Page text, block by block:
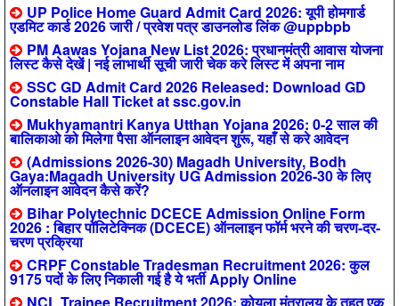
UP Police Home Guard Admit Card 2026: यूपी होमगार्ड
एडमिट कार्ड 2026 जारी / प्रवेश पत्र डाउनलोड लिंक @uppbpb
PM Aawas Yojana New List 2026: प्रधानमंत्री आवास योजना
लिस्ट कैसे देखें | नई लाभार्थी सूची जारी चेक करे लिस्ट में अपना नाम
SSC GD Admit Card 2026 Released: Download GD
Constable Hall Ticket at ssc.gov.in
Mukhyamantri Kanya Utthan Yojana 2026: 0-2 साल की
बालिकाओ को मिलेगा पैसा ऑनलाइन आवेदन शुरू, यहाँ से करे आवेदन
(Admissions 2026-30) Magadh University, Bodh
Gaya:Magadh University UG Admission 2026-30 के लिए
ऑनलाइन आवेदन कैसे करें?
Bihar Polytechnic DCECE Admission Online Form
2026 : बिहार पॉलिटेक्निक (DCECE) ऑनलाइन फॉर्म भरने की चरण-दर-
चरण प्रक्रिया
CRPF Constable Tradesman Recruitment 2026: कुल
9175 पदों के लिए निकाली गई है ये भर्ती Apply Online